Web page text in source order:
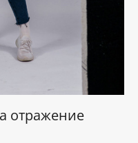
отражение